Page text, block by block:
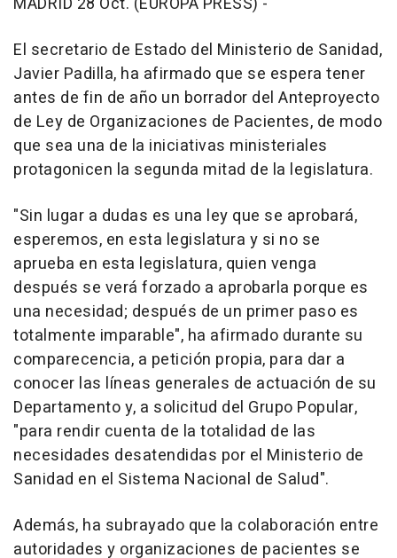
El secretario de Estado del Ministerio de Sanidad,
Javier Padilla, ha afirmado que se espera tener
antes de fin de año un borrador del Anteproyecto
de Ley de Organizaciones de Pacientes, de modo
que sea una de la iniciativas ministeriales
protagonicen la segunda mitad de la legislatura.
"Sin lugar a dudas es una ley que se aprobará,
esperemos, en esta legislatura y si no se
aprueba en esta legislatura, quien venga
después se verá forzado a aprobarla porque es
una necesidad; después de un primer paso es
totalmente imparable", ha afirmado durante su
comparecencia, a petición propia, para dar a
conocer las líneas generales de actuación de su
Departamento y, a solicitud del Grupo Popular,
"para rendir cuenta de la totalidad de las
necesidades desatendidas por el Ministerio de
Sanidad en el Sistema Nacional de Salud".
Además, ha subrayado que la colaboración entre
autoridades y organizaciones de pacientes se